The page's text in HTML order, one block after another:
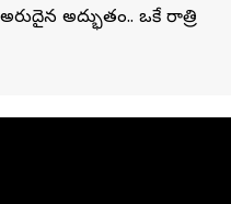
అద్భుతం.. ఒకే రాత్రి